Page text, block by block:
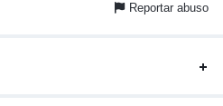
Reportar abuso